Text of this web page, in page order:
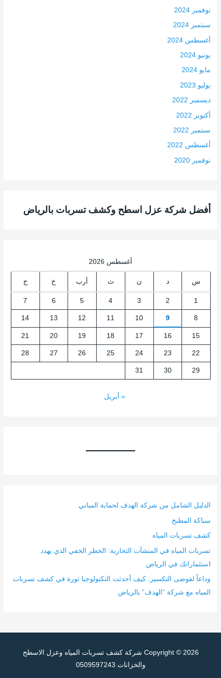
نوفمبر 2024
سبتمبر 2024
أغسطس 2024
يونيو 2024
مايو 2024
يوليو 2023
ديسمبر 2022
أكتوبر 2022
سبتمبر 2022
أغسطس 2022
نوفمبر 2020
أفضل شركة عزل اسطح وكشف تسربات بالرياض
أغسطس 2026
س د ن ث أرب خ ج
1
2
3
4
5
6
7
8
9
10
11
12
13
14
15
16
17
18
19
20
21
22
23
24
25
26
27
28
29
30
31
« أبريل
الدليل الشامل من شركة الهدف لحماية المباني
سباكة المطبخ
كشف تسربات المياه
تسربات المياه في المنشآت التجارية: الخطر الخفي الذي يهدد
استثماراتك في الرياض
وداعاً لفوضى التكسير: كيف أحدثت التكنولوجيا ثورة في كشف تسربات
المياه مع شركة “الهدف” بالرياض
Copyright © 2026 شركة كشف تسربات المياه وعزل الاسطح
والخزانات 0509597243